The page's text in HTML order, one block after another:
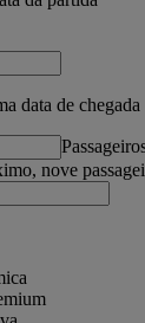
data de chegada
nove